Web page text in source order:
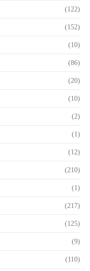
(122)
(152)
(10)
(86)
(20)
(10)
(2)
(1)
(12)
(210)
(1)
(217)
(125)
(9)
(110)